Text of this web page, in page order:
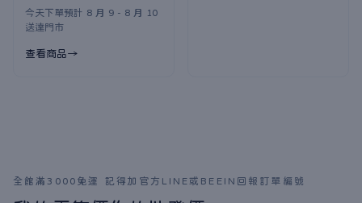
今天下單預計 8 月 9 - 8 月 10
送達門市
查看商品
全館滿3000免運 記得加官方LINE或BEEIN回報訂單編號